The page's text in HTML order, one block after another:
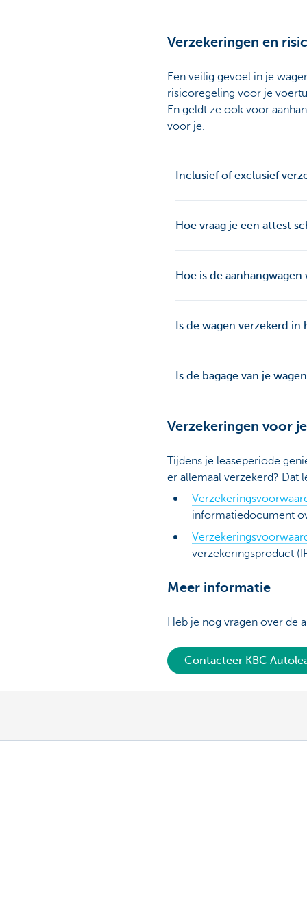
Verzekeringen en
Een veilig gevoel in je
risicoregeling voor je
En geldt ze ook voor
voor je.
Inclusief of exclusief
Hoe vraag je een attest
Hoe is de aanhangwagen
Is de wagen verzekerd
Is de bagage van je
Verzekeringen voor
Tijdens je leaseperiode
er allemaal verzekerd? Dat
informatiedocument
verzekeringsproduct
Meer informatie
Heb je nog vragen over de
Contacteer KBC